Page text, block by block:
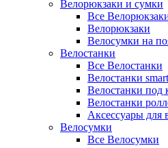
Велорюкзаки и сумки
Все
Велорюкзаки
Велосумки на
Велостанки
Все Велостанки
Велостанки smart
Велостанки под
Велостанки
Аксессуары для
Велосумки
Все Велосумки